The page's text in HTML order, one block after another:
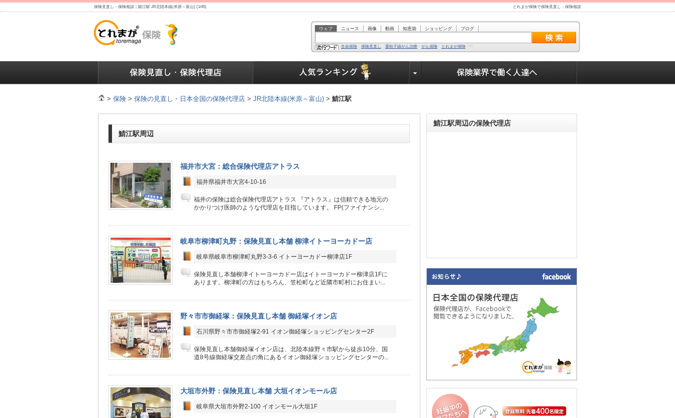
保険見直し・保険相談｜鯖江駅 JR北陸本線(米原～富山) (1/45) とれまが保険で保険見直し・保険相談
ウェブ ニュース 画像 動画 知恵袋 ショッピング ブログ
生命保険 保険見直し 重粒子線がん治療 がん保険 とれまが保険
> 保険 > 保険の見直し・日本全国の保険代理店 > JR北陸本線(米原～富山) > 鯖江駅
鯖江駅周辺
福井市大宮：総合保険代理店アトラス
福井県福井市大宮4-10-16
福井の保険は総合保険代理店アトラス 『アトラス』は信頼できる地元の
かかりつけ医師のような代理店を目指しています。 FP(ファイナンシ...
岐阜市柳津町丸野：保険見直し本舗 柳津イトーヨーカドー店
岐阜県岐阜市柳津町丸野3-3-6 イトーヨーカドー柳津店1F
保険見直し本舗柳津イトーヨーカドー店はイトーヨーカドー柳津店1Fに
あります。柳津町の方はもちろん、笠松町など近隣市町村にお住まい...
野々市市御経塚：保険見直し本舗 御経塚イオン店
石川県野々市市御経塚2-91 イオン御経塚ショッピングセンター2F
保険見直し本舗御経塚イオン店は、北陸本線野々市駅から徒歩10分、国
道8号線御経塚交差点の角にあるイオン御経塚ショッピングセンターの...
大垣市外野：保険見直し本舗 大垣イオンモール店
岐阜県大垣市外野2-100 イオンモール大垣1F
鯖江駅周辺の保険代理店